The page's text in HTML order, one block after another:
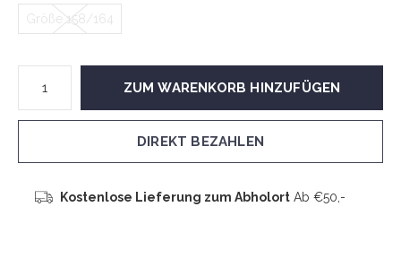
Größe 158/164
ZUM WARENKORB HINZUFÜGEN
DIREKT BEZAHLEN
Kostenlose Lieferung zum AbholortAb €50,-